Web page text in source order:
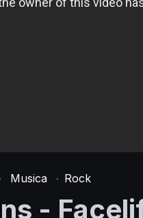
· Musica · Rock
-